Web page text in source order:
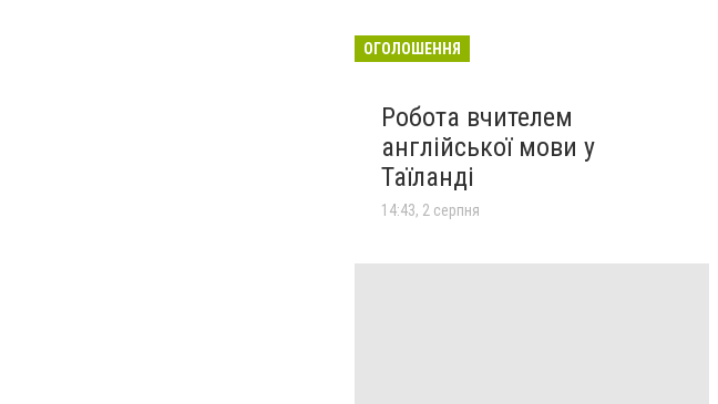
ОГОЛОШЕННЯ
Робота вчителем
англійської мови у
Таїланді
14:43, 2 серпня